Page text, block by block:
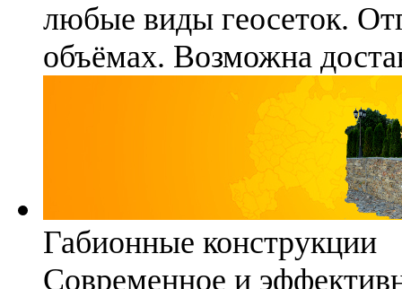
любые виды геосеток.
объёмах. Возможна
Габионные конструкции
Современное и